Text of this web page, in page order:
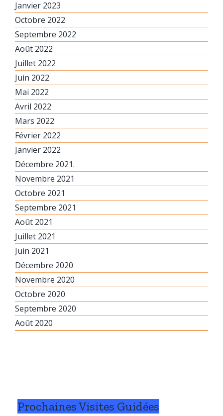
Janvier 2023
Octobre 2022
Septembre 2022
Août 2022
Juillet 2022
Juin 2022
Mai 2022
Avril 2022
Mars 2022
Février 2022
Janvier 2022
Décembre 2021.
Novembre 2021
Octobre 2021
Septembre 2021
Août 2021
Juillet 2021
Juin 2021
Décembre 2020
Novembre 2020
Octobre 2020
Septembre 2020
Août 2020
Prochaines Visites Guidées